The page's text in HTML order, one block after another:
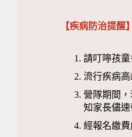
【疾病防治提醒】
請叮嚀孩
流行疾病
營隊期間
知家長儘速
經報名繳